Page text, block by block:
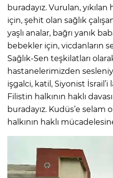
buradayız. Vurulan,
için, şehit olan sağlık
yaşlı analar, bağrı yanık
bebekler için, vicdanların
Sağlık-Sen teşkilatları
hastanelerimizden
işgalci, katil, Siyonist
Filistin halkının haklı
buradayız. Kudüs’e selam
halkının haklı